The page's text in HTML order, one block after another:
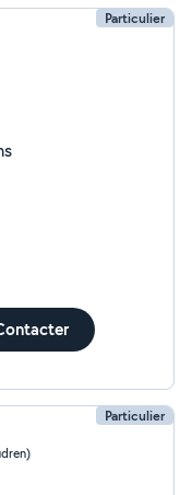
Particulier
Particulier